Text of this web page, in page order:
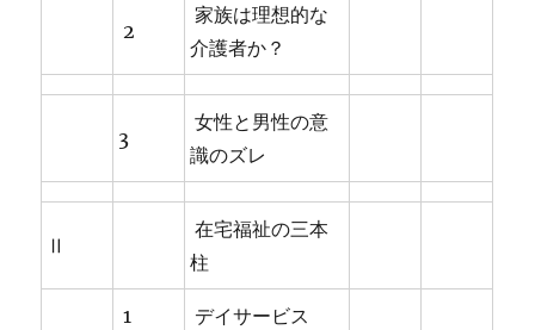
2
家族は理想的な
介護者か？
3
女性と男性の意
識のズレ
Ⅱ
在宅福祉の三本
柱
1 デイサービス